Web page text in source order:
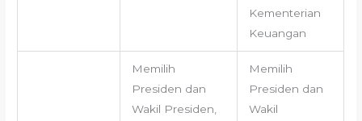
Kementerian
Keuangan
Memilih
Presiden dan
Wakil Presiden,
Memilih
Presiden dan
Wakil